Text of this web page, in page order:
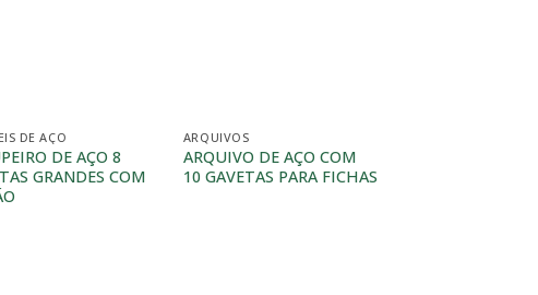
DE AÇO
DE AÇO 8
GRANDES COM
ARQUIVOS
ARQUIVO DE AÇO COM
10 GAVETAS PARA FICHAS